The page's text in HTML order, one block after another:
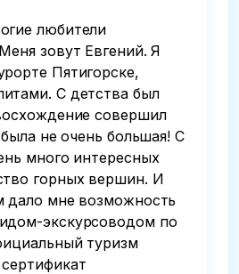
любители
зовут Евгений. Я
Пятигорске,
С детства был
совершил
не очень большая! С
много интересных
горных вершин. И
дало мне возможность
экскурсоводом по
туризм